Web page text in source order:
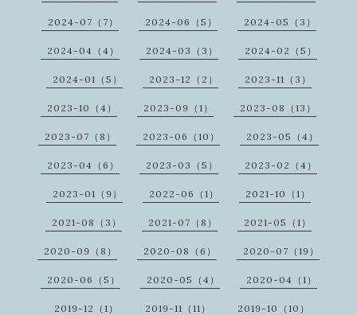
2024-07（7） 2024-06（5） 2024-05（3）
2024-04（4） 2024-03（3） 2024-02（5）
2024-01（5） 2023-12（2） 2023-11（3）
2023-10（4） 2023-09（1） 2023-08（13）
2023-07（8） 2023-06（10） 2023-05（4）
2023-04（6） 2023-03（5） 2023-02（4）
2023-01（9） 2022-06（1） 2021-10（1）
2021-08（3） 2021-07（8） 2021-05（1）
2020-09（8） 2020-08（6） 2020-07（19）
2020-06（5） 2020-05（4） 2020-04（1）
2019-12（1） 2019-11（11） 2019-10（10）